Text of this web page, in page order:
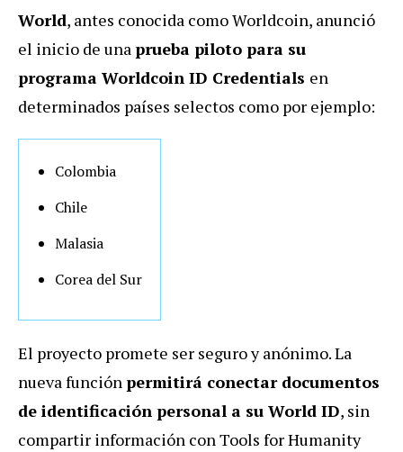
World, antes conocida como Worldcoin, anunció
el inicio de unaprueba piloto para su
programa Worldcoin ID Credentials en
determinados países selectos como por ejemplo:
Colombia
Chile
Malasia
Corea del Sur
El proyecto promete ser seguro y anónimo. La
nueva funciónpermitirá conectar documentos
de identificación personal a su World ID, sin
compartir información con Tools for Humanity